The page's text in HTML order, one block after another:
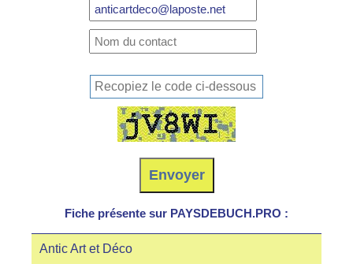
Fiche présente sur PAYSDEBUCH.PRO :
Antic Art et Déco